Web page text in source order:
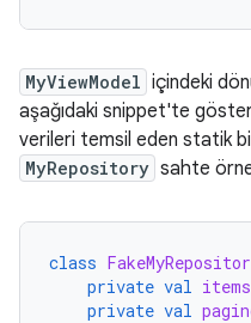
MyViewModel içindeki
aşağıdaki snippet'te
verileri temsil eden statik
MyRepository sahte
class
private val items
private val